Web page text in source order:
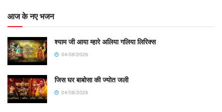
आज के नए भजन
श्याम जी आया म्हारे अलिया गलिया लिरिक्स
04/08/2026
जिस घर बाबोसा की ज्योत जली
04/08/2026